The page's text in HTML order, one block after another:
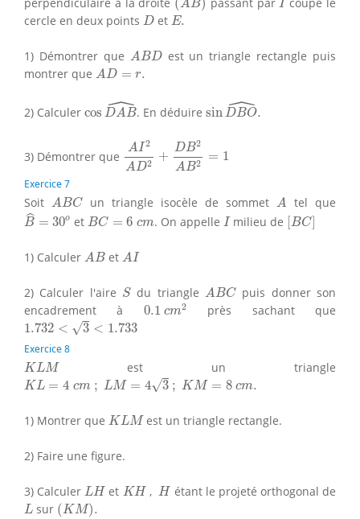
(AB) I
cercle en deux points D
D et E.
E.
1) Démontrer que ABD
A BD est un triangle rectangle puis
montrer que AD = r.
A D=
2) Calculer cos ˆ
DAB
DAB^
. En déduire sin ˆ
DBO.
DBO^
3) Démontrer que
AI 2
AD2 +
DB2
AB2 = 1
I 2A +DB2
Exercice 7
Soit ABC
A BC un triangle isocèle de sommet A
A tel que
ˆ
B = 30o
B^= 30o
etBC = 6 cm
BC= cm . On appelle I
Imilieu de [BC]
[BC]
1) Calculer AB
A B et AI
A
2) Calculer l'aire S
Sdu triangleABC
A BC puis donner son
encadrement à 0.1 cm2
0.1cm2 près sachant que
1.732 < √3 < 1.733
1.732<3<1.733
Exercice 8
KLM
KLM est un triangle
KL = 4 cm ; LM = 4√3 ; KM = 8 cm.
KL=4c m =43; KM 8 m.
1) Montrer que KLM
KLM est un triangle rectangle.
2) Faire une figure.
3) CalculerLH
L H et KH
KH , H
H étant le projeté orthogonal de
L
L sur (KM).
(KM).